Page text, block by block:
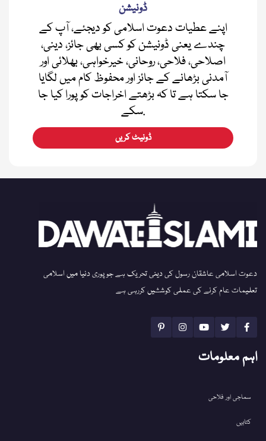
ڈونیشن
اپنے عطیات دعوت اسلامی کو دیجئے، آپ کے
چندے یعنی ڈونیشن کو کسی بھی جائز، دینی،
اصلاحی، فلاحی، روحانی، خیرخواہی، بھلائی اور
آمدنی بڑھانے کے جائز اور محفوظ کام میں لگایا
جا سکتا ہے تا کہ بڑھتے اخراجات کو پورا کیا جا
سکے.
ڈونیٹ کریں
دعوت اسلامی عاشقان رسول کی دینی تحریک ہے جو پوری دنیا میں اسلامی
تعلیمات عام کرنے کی عملی کوششیں کررہی ہے
اہم معلومات
سماجی اور فلاحی
کتابیں